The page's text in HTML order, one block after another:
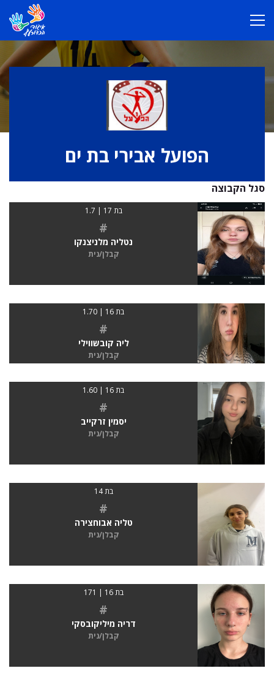
הפועל אבירי בת ים
סגל הקבוצה
בת 17 | 1.7
#
נטליה מלניצנקו
קבלן/נית
בת 16 | 1.70
#
ליה קובשווילי
קבלן/נית
בת 16 | 1.60
#
יסמין זרקייב
קבלן/נית
בת 14
#
טליה אבוחצירה
קבלן/נית
בת 16 | 171
#
דריה מיליקובסקי
קבלן/נית